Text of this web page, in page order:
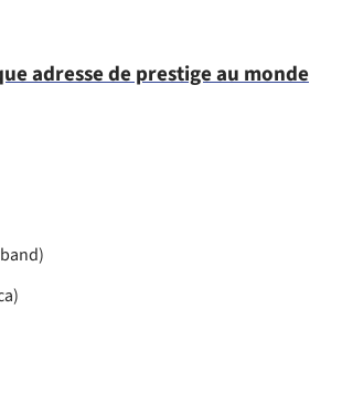
adresse de prestige au monde